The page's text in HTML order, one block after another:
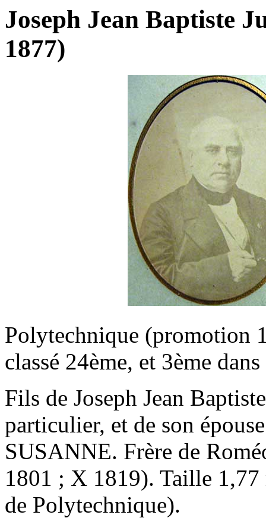
Joseph Jean Baptiste
1877)
Polytechnique (promotion
classé 24ème, et 3ème
Fils de Joseph Jean
particulier, et de son
SUSANNE. Frère de
1801 ; X 1819). Taille
de Polytechnique).